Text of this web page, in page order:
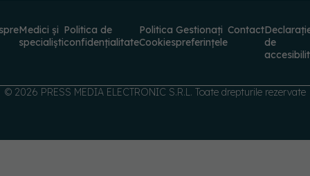
Medici și
specialiști
Politica de
confidențialitate
Politica
Cookies
Gestionați
preferințele
Contact
de
© 2026 PRESS MEDIA ELECTRONIC S.R.L. Toate drepturile rezervate